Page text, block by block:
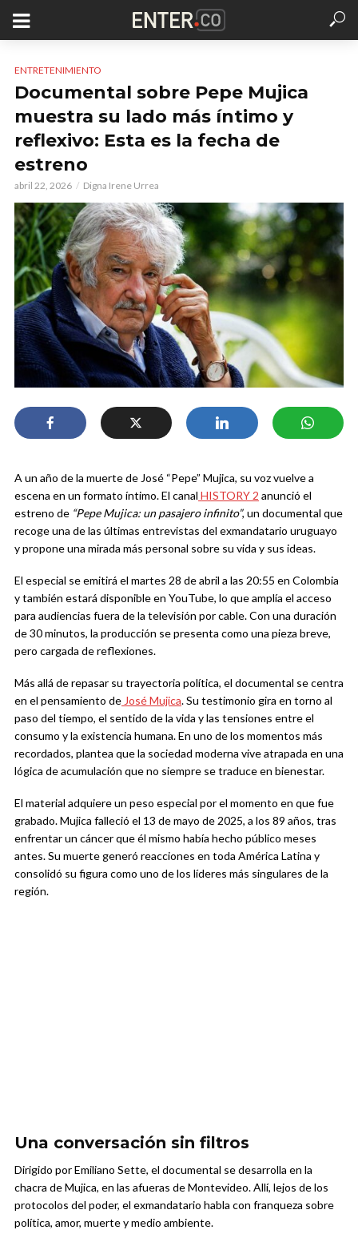
ENTRETENIMIENTO
Documental sobre Pepe Mujica
muestra su lado más íntimo y
reflexivo: Esta es la fecha de
estreno
abril 22, 2026 Digna Irene Urrea
A un año de la muerte de José “Pepe” Mujica, su voz vuelve a
escena en un formato íntimo. El canal HISTORY 2 anunció el
estreno de “Pepe Mujica: un pasajero infinito”, un documental que
recoge una de las últimas entrevistas del exmandatario uruguayo
y propone una mirada más personal sobre su vida y sus ideas.
El especial se emitirá el martes 28 de abril a las 20:55 en Colombia
y también estará disponible en YouTube, lo que amplía el acceso
para audiencias fuera de la televisión por cable. Con una duración
de 30 minutos, la producción se presenta como una pieza breve,
pero cargada de reflexiones.
Más allá de repasar su trayectoria política, el documental se centra
en el pensamiento deJosé Mujica. Su testimonio gira en torno al
paso del tiempo, el sentido de la vida y las tensiones entre el
consumo y la existencia humana. En uno de los momentos más
recordados, plantea que la sociedad moderna vive atrapada en una
lógica de acumulación que no siempre se traduce en bienestar.
El material adquiere un peso especial por el momento en que fue
grabado. Mujica falleció el 13 de mayo de 2025, a los 89 años, tras
enfrentar un cáncer que él mismo había hecho público meses
antes. Su muerte generó reacciones en toda América Latina y
consolidó su figura como uno de los líderes más singulares de la
región.
Una conversación sin filtros
Dirigido por Emiliano Sette, el documental se desarrolla en la
chacra de Mujica, en las afueras de Montevideo. Allí, lejos de los
protocolos del poder, el exmandatario habla con franqueza sobre
política, amor, muerte y medio ambiente.